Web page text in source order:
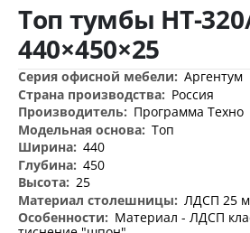
началу
изображений
Топ тумбы НТ-
440×450×25
Дополнительная
информация
Аргентум
Россия
Программа Техно
Топ
440
450
25
ЛДСП 25
Материал - ЛДСП